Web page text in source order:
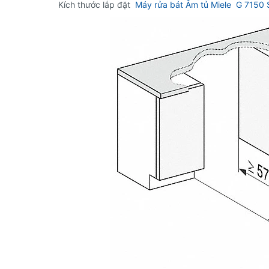
Kích thước lắp đặt Máy rửa bát Âm tủ Miele G 7150